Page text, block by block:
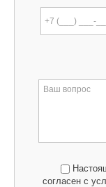
согласен с